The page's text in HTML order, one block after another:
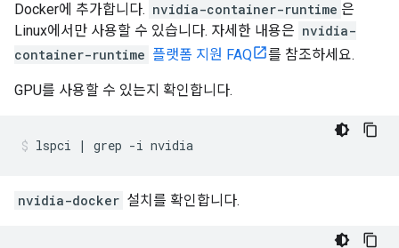
Docker에 추가합니다. nvidia-container-runtime 은
Linux에서만 사용할 수 있습니다. 자세한 내용은 nvidia-
container-runtime 플랫폼 지원 FAQ 를 참조하세요.
GPU를 사용할 수 있는지 확인합니다.
nvidia-docker 설치를 확인합니다.